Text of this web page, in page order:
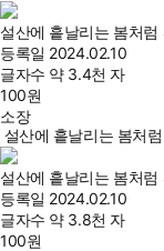
설산에 흩날리는 봄처럼
등록일 2024.02.10
글자수 약 3.4천 자
100원
소장
설산에 흩날리는 봄처
설산에 흩날리는 봄처럼
등록일 2024.02.10
글자수 약 3.8천 자
100원